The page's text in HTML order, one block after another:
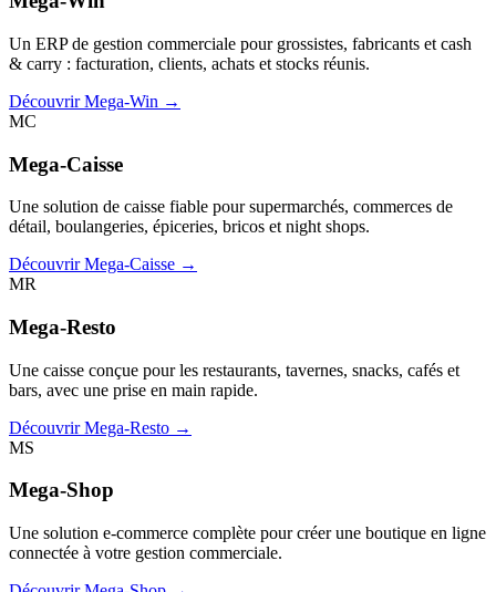
Un ERP de gestion commerciale pour grossistes, fabricants et cash
& carry : facturation, clients, achats et stocks réunis.
Découvrir Mega-Win →
MC
Mega-Caisse
Une solution de caisse fiable pour supermarchés, commerces de
détail, boulangeries, épiceries, bricos et night shops.
Découvrir Mega-Caisse →
MR
Mega-Resto
Une caisse conçue pour les restaurants, tavernes, snacks, cafés et
bars, avec une prise en main rapide.
Découvrir Mega-Resto →
MS
Mega-Shop
Une solution e-commerce complète pour créer une boutique en ligne
connectée à votre gestion commerciale.